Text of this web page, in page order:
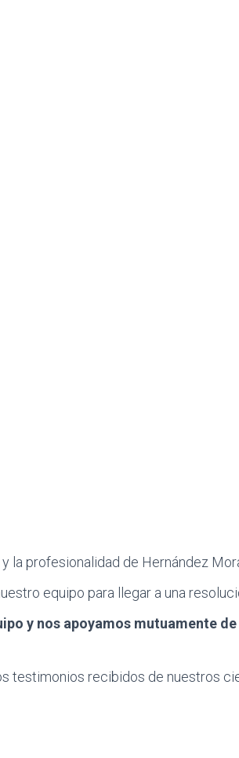
la profesionalidad de Hernández
equipo para llegar a una
y nos apoyamos mutuamente
testimonios recibidos de nuestros